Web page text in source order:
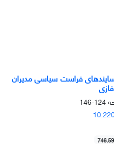
فراست سیاسی مدیران
124-146